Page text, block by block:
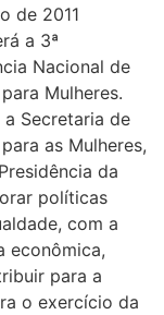
de 2011
a 3ª
Nacional de
Mulheres.
a Secretaria de
as Mulheres,
da
políticas
com a
econômica,
para a
o exercício da